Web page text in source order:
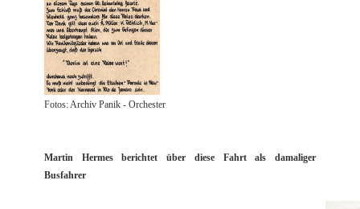
Fotos: Archiv Panik - Orchester
Martin Hermes berichtet über diese Fahrt als damaliger
Busfahrer